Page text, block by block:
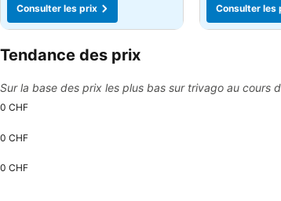
Consulter les prix
Consulter les
Tendance des prix
Sur la base des prix les plus bas sur trivago au cours
0 CHF
0 CHF
0 CHF